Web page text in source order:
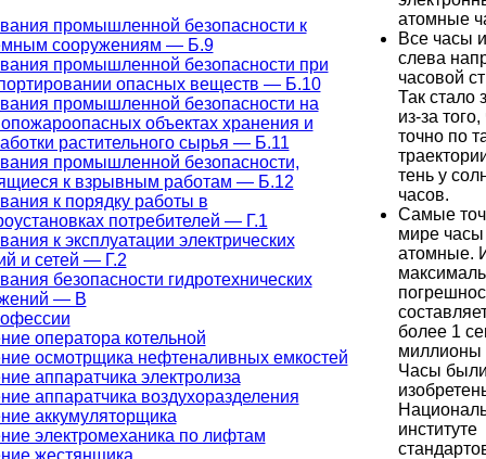
промышленной безопасности к
сооружениям — Б.9
промышленной безопасности при
опасных веществ — Б.10
промышленной безопасности на
объектах хранения и
растительного сырья — Б.11
промышленной безопасности,
к взрывным работам — Б.12
к порядку работы в
потребителей — Г.1
к эксплуатации электрических
и сетей — Г.2
безопасности гидротехнических
— В
оператора котельной
осмотрщика нефтеналивных емкостей
аппаратчика электролиза
аппаратчика воздухоразделения
аккумуляторщика
электромеханика по лифтам
жестянщика
атомные
Все часы
слева
часовой
Так стало
из-за того,
точно по
тень у
часов.
Самые
мире
атомные.
более 1
миллионы
Часы
институте